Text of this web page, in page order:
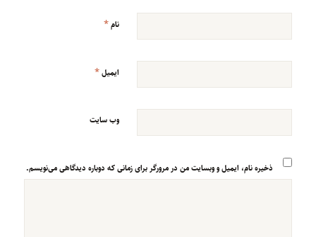
نام*
ایمیل*
وب‌ سایت
ذخیره نام، ایمیل و وبسایت من در مرورگر برای زمانی که دوباره دیدگاهی می‌نویسم.